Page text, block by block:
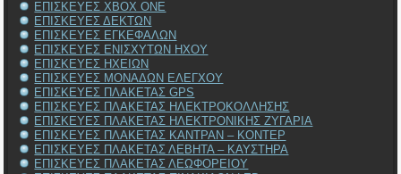
ΕΠΙΣΚΕΥΕΣ XBOX ONE
ΕΠΙΣΚΕΥΕΣ ΔΕΚΤΩΝ
ΕΠΙΣΚΕΥΕΣ ΕΓΚΕΦΑΛΩΝ
ΕΠΙΣΚΕΥΕΣ ΕΝΙΣΧΥΤΩΝ ΗΧΟΥ
ΕΠΙΣΚΕΥΕΣ ΗΧΕΙΩΝ
ΕΠΙΣΚΕΥΕΣ ΜΟΝΑΔΩΝ ΕΛΕΓΧΟΥ
ΕΠΙΣΚΕΥΕΣ ΠΛΑΚΕΤΑΣ GPS
ΕΠΙΣΚΕΥΕΣ ΠΛΑΚΕΤΑΣ ΗΛΕΚΤΡΟΚΟΛΛΗΣΗΣ
ΕΠΙΣΚΕΥΕΣ ΠΛΑΚΕΤΑΣ ΗΛΕΚΤΡΟΝΙΚΗΣ ΖΥΓΑΡΙΑ
ΕΠΙΣΚΕΥΕΣ ΠΛΑΚΕΤΑΣ ΚΑΝΤΡΑΝ – ΚΟΝΤΕΡ
ΕΠΙΣΚΕΥΕΣ ΠΛΑΚΕΤΑΣ ΛΕΒΗΤΑ – ΚΑΥΣΤΗΡΑ
ΕΠΙΣΚΕΥΕΣ ΠΛΑΚΕΤΑΣ ΛΕΩΦΟΡΕΙΟΥ